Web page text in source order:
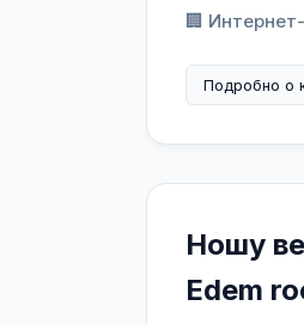
🏢
Подробно о
Ношу
Edem